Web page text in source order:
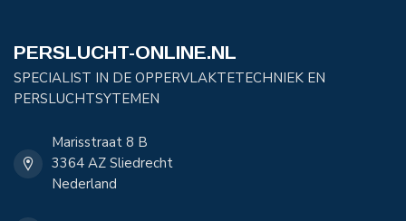
PERSLUCHT-ONLINE.NL
SPECIALIST IN DE OPPERVLAKTETECHNIEK EN
PERSLUCHTSYTEMEN
Marisstraat 8 B
3364 AZ Sliedrecht
Nederland